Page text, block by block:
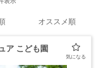
オススメ順
ア こども園